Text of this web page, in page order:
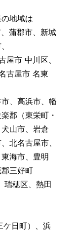
地域は
蒲郡市、新城
屋市 中川区、
古屋市 名東
、高浜市、幡
郡（東栄町・
山市、岩倉
北名古屋市、
海市、豊明
三好町
瑞穂区、熱田
ケ日町）、浜